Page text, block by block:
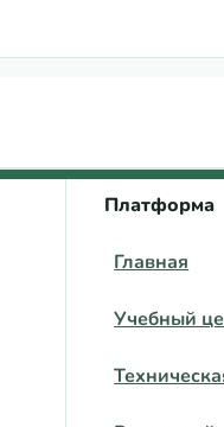
дальнейшее
ВЕЦА
Платформа
Главная
Учебный